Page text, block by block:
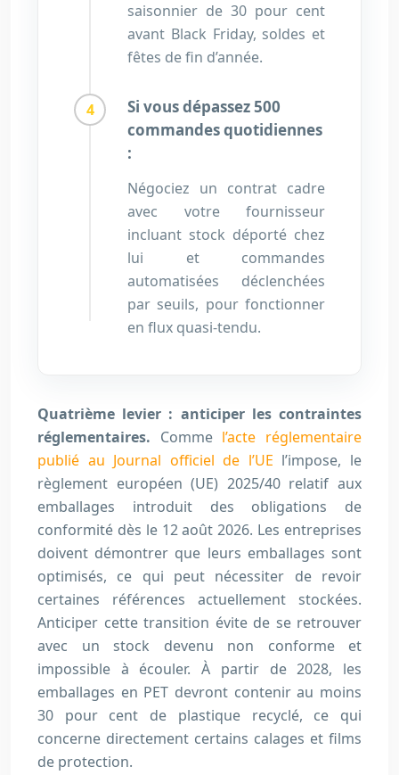
saisonnier de 30 pour cent
avant Black Friday, soldes et
fêtes de fin d’année.
Si vous dépassez 500
commandes quotidiennes
:
Négociez un contrat cadre
avec votre fournisseur
incluant stock déporté chez
lui et commandes
automatisées déclenchées
par seuils, pour fonctionner
en flux quasi-tendu.
Quatrième levier : anticiper les contraintes
réglementaires. Comme l’acte réglementaire
publié au Journal officiel de l’UE l’impose, le
règlement européen (UE) 2025/40 relatif aux
emballages introduit des obligations de
conformité dès le 12 août 2026. Les entreprises
doivent démontrer que leurs emballages sont
optimisés, ce qui peut nécessiter de revoir
certaines références actuellement stockées.
Anticiper cette transition évite de se retrouver
avec un stock devenu non conforme et
impossible à écouler. À partir de 2028, les
emballages en PET devront contenir au moins
30
pour cent de plastique recyclé, ce qui
concerne directement certains calages et films
de protection.